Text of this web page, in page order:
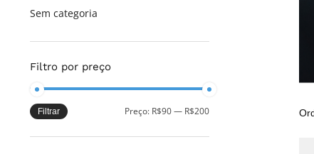
Sem categoria
Filtro por preço
Filtrar Preço: R$90— R$200